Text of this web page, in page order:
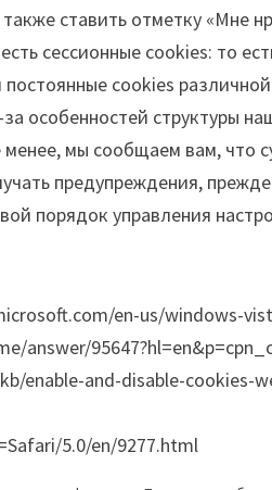
ставить отметку «Мне
сессионные cookies: то
постоянные cookies
особенностей структуры
мы сообщаем вам,
предупреждения,
порядок управления
en-us/windows-
answer/
enable-and-disable-cookies-
5.0/en/9277.html